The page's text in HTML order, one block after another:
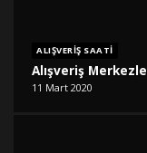
ALIŞVERIŞ SAATI
Alışveriş
11 Mart 2020